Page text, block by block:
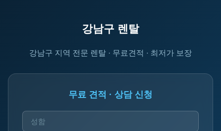
강남구 렌탈
강남구 지역 전문 렌탈 · 무료견적 · 최저가 보장
무료 견적 · 상담 신청